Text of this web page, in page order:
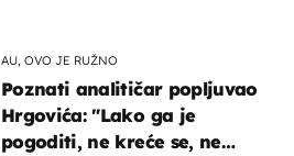
AU, OVO JE RUŽNO
Poznati analitičar popljuvao
Hrgovića: "Lako ga je
pogoditi, ne kreće se, ne